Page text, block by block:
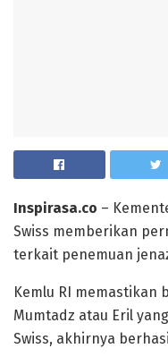
Inspirasa.co –
Swiss memberikan
terkait penemuan
Kemlu RI memastikan
Mumtadz atau Eril
Swiss, akhirnya